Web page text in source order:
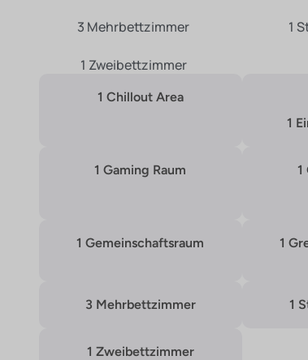
3 Mehrbettzimmer 1
1 Zweibettzimmer
1 Chillout Area
1
1 Gaming Raum 1
1 Gemeinschaftsraum 1
3 Mehrbettzimmer 1
1 Zweibettzimmer